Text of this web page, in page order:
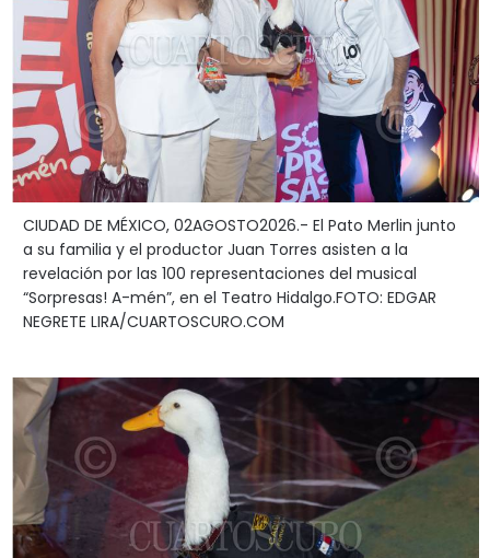
CIUDAD DE MÉXICO, 02AGOSTO2026.- El Pato Merlin junto
a su familia y el productor Juan Torres asisten a la
revelación por las 100 representaciones del musical
“Sorpresas! A-mén”, en el Teatro Hidalgo.FOTO: EDGAR
NEGRETE LIRA/CUARTOSCURO.COM